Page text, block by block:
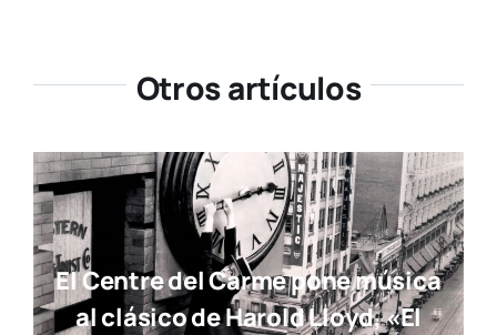
Otros artículos
El Centre del Carme pone música
al clásico de Harold Lloyd, «El